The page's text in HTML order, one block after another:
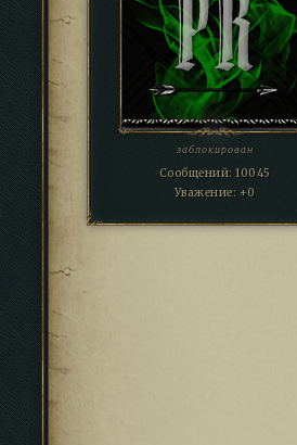
заблокирован
Сообщений: 10045
Уважение: +0